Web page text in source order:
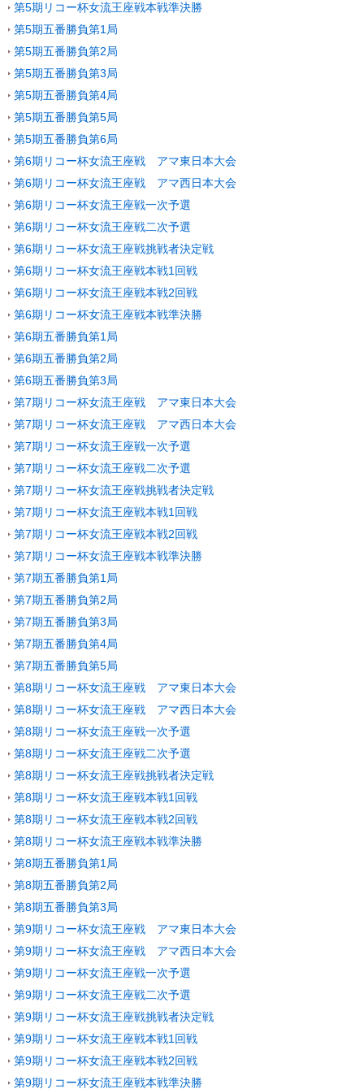
第5期リコー杯女流王座戦本戦準決勝
第5期五番勝負第1局
第5期五番勝負第2局
第5期五番勝負第3局
第5期五番勝負第4局
第5期五番勝負第5局
第5期五番勝負第6局
第6期リコー杯女流王座戦 アマ東日本大会
第6期リコー杯女流王座戦 アマ西日本大会
第6期リコー杯女流王座戦一次予選
第6期リコー杯女流王座戦二次予選
第6期リコー杯女流王座戦挑戦者決定戦
第6期リコー杯女流王座戦本戦1回戦
第6期リコー杯女流王座戦本戦2回戦
第6期リコー杯女流王座戦本戦準決勝
第6期五番勝負第1局
第6期五番勝負第2局
第6期五番勝負第3局
第7期リコー杯女流王座戦 アマ東日本大会
第7期リコー杯女流王座戦 アマ西日本大会
第7期リコー杯女流王座戦一次予選
第7期リコー杯女流王座戦二次予選
第7期リコー杯女流王座戦挑戦者決定戦
第7期リコー杯女流王座戦本戦1回戦
第7期リコー杯女流王座戦本戦2回戦
第7期リコー杯女流王座戦本戦準決勝
第7期五番勝負第1局
第7期五番勝負第2局
第7期五番勝負第3局
第7期五番勝負第4局
第7期五番勝負第5局
第8期リコー杯女流王座戦 アマ東日本大会
第8期リコー杯女流王座戦 アマ西日本大会
第8期リコー杯女流王座戦一次予選
第8期リコー杯女流王座戦二次予選
第8期リコー杯女流王座戦挑戦者決定戦
第8期リコー杯女流王座戦本戦1回戦
第8期リコー杯女流王座戦本戦2回戦
第8期リコー杯女流王座戦本戦準決勝
第8期五番勝負第1局
第8期五番勝負第2局
第8期五番勝負第3局
第9期リコー杯女流王座戦 アマ東日本大会
第9期リコー杯女流王座戦 アマ西日本大会
第9期リコー杯女流王座戦一次予選
第9期リコー杯女流王座戦二次予選
第9期リコー杯女流王座戦挑戦者決定戦
第9期リコー杯女流王座戦本戦1回戦
第9期リコー杯女流王座戦本戦2回戦
第9期リコー杯女流王座戦本戦準決勝